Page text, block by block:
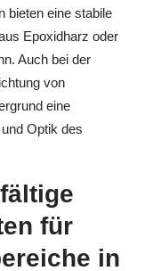
bieten eine stabile
Epoxidharz oder
Auch bei der
von
eine
Optik des
für
in